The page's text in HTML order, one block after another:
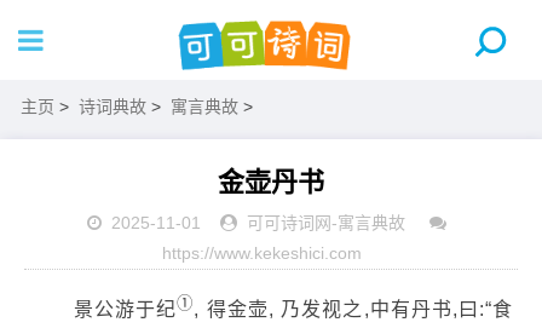
主页 > 诗词典故 > 寓言典故 >
金壶丹书
2025-11-01 可可诗词网-寓言典故
https://www.kekeshici.com
景公游于纪①, 得金壶, 乃发视之,中有丹书,曰:“食